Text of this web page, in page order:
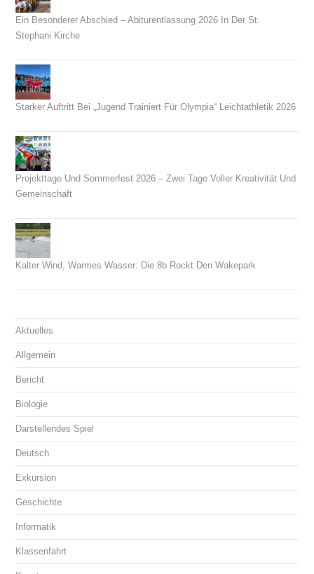
Ein Besonderer Abschied – Abiturentlassung 2026 In Der St.
Stephani Kirche
Starker Auftritt Bei „Jugend Trainiert Für Olympia“ Leichtathletik 2026
Projekttage Und Sommerfest 2026 – Zwei Tage Voller Kreativität Und
Gemeinschaft
Kalter Wind, Warmes Wasser: Die 8b Rockt Den Wakepark
Aktuelles
Allgemein
Bericht
Biologie
Darstellendes Spiel
Deutsch
Exkursion
Geschichte
Informatik
Klassenfahrt